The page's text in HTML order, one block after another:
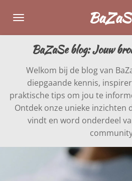
direct
naar
BaZaSe blog: Jouw
Welkom bij de blog van
diepgaande kennis,
praktische tips om jou te
Ontdek onze unieke inzichten
vindt en word onderdeel